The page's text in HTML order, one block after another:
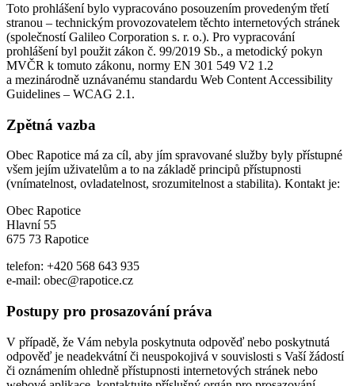
Toto prohlášení bylo vypracováno posouzením provedeným třetí
stranou – technickým provozovatelem těchto internetových stránek
(společností Galileo Corporation s. r. o.). Pro vypracování
prohlášení byl použit zákon č. 99/2019 Sb., a metodický pokyn
MVČR k tomuto zákonu, normy EN 301 549 V2 1.2
a mezinárodně uznávanému standardu Web Content Accessibility
Guidelines – WCAG 2.1.
Zpětná vazba
Obec Rapotice má za cíl, aby jím spravované služby byly přístupné
všem jejím uživatelům a to na základě principů přístupnosti
(vnímatelnost, ovladatelnost, srozumitelnost a stabilita). Kontakt je:
Obec Rapotice
Hlavní 55
675 73 Rapotice
telefon: +420 568 643 935
e-mail: obec@rapotice.cz
Postupy pro prosazování práva
V případě, že Vám nebyla poskytnuta odpověď nebo poskytnutá
odpověď je neadekvátní či neuspokojivá v souvislosti s Vaší žádostí
či oznámením ohledně přístupnosti internetových stránek nebo